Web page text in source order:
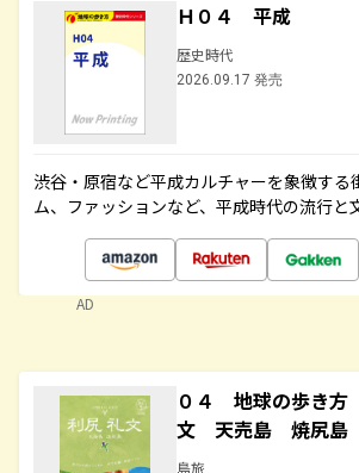
Ｈ０４ 平成
歴史時代
2026.09.17 発売
渋谷・原宿など平成カルチャーを象徴する
ム、ファッションなど、平成時代の流行と
AD
０４ 地球の歩き
文 天売島 焼尻島
島旅